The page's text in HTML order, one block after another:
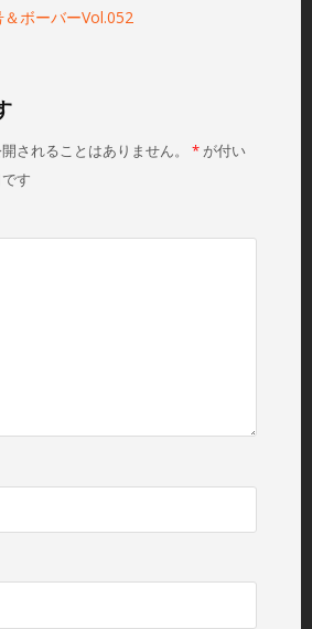
ボーバーVol.052
されることはありません。 * が付い
す